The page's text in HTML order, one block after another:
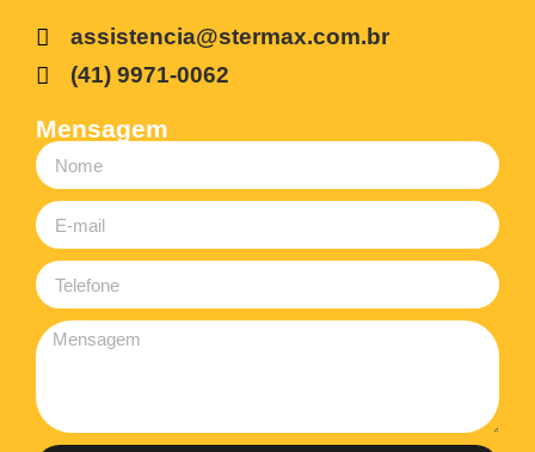
assistencia@stermax.com.br
(41) 9971-0062
Mensagem